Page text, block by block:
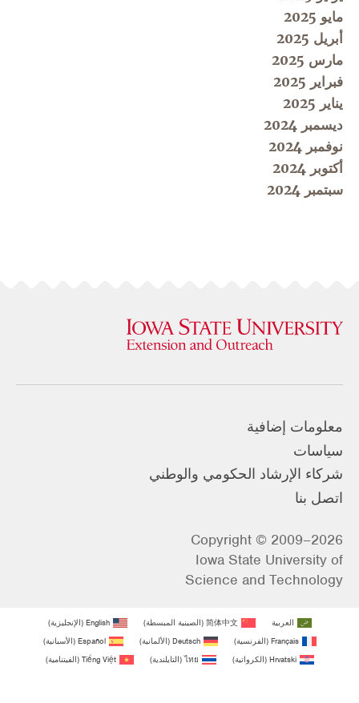
مايو 2025
أبريل 2025
مارس 2025
فبراير 2025
يناير 2025
ديسمبر 2024
نوفمبر 2024
أكتوبر 2024
سبتمبر 2024
معلومات إضافية
سياسات
شركاء الإرشاد الحكومي والوطني
اتصل بنا
Copyright © 2009–2026
Iowa State University of
Science and Technology
العربية 简体中文
(الصينية المبسطة)
English
(الإنجليزية)
Français
(الفرنسية)
Deutsch
(الألمانية)
Español
(الأسبانية)
Hrvatski
(الكرواتية)
ไทย
(التايلندية)
Tiếng Việt
(الفيتنامية)